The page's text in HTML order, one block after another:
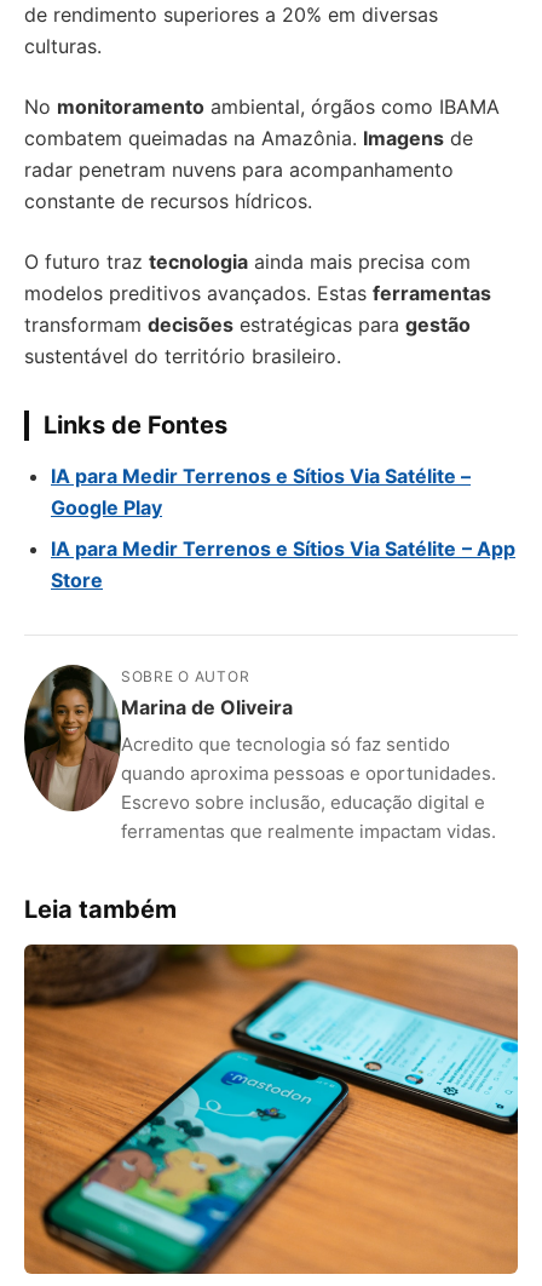
de rendimento superiores a 20% em diversas
culturas.
No monitoramento ambiental, órgãos como IBAMA
combatem queimadas na Amazônia. Imagens de
radar penetram nuvens para acompanhamento
constante de recursos hídricos.
O futuro traz tecnologia ainda mais precisa com
modelos preditivos avançados. Estas ferramentas
transformam decisões estratégicas para gestão
sustentável do território brasileiro.
Links de Fontes
IA para Medir Terrenos e Sítios Via Satélite –
Google Play
IA para Medir Terrenos e Sítios Via Satélite – App
Store
SOBRE O AUTOR
Marina de Oliveira
Acredito que tecnologia só faz sentido
quando aproxima pessoas e oportunidades.
Escrevo sobre inclusão, educação digital e
ferramentas que realmente impactam vidas.
Leia também